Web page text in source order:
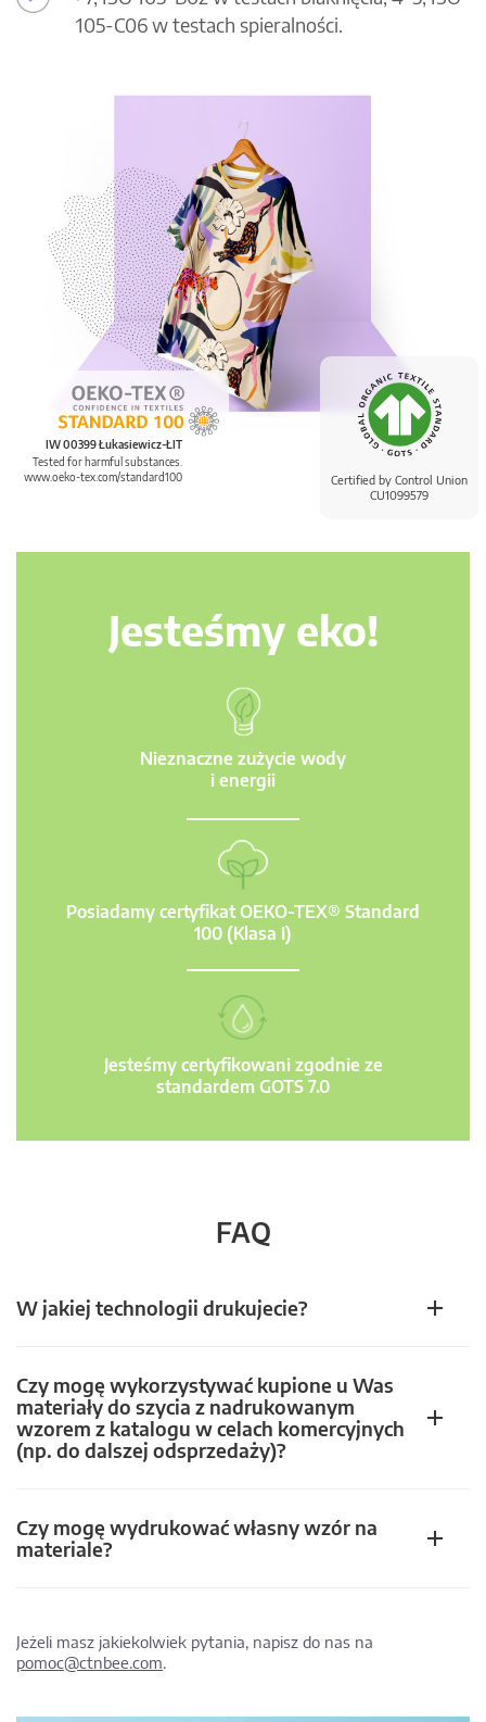
Certified by Control Union
CU1099579
IW 00399 Łukasiewicz-ŁIT
Tested for harmful substances.
www.oeko-tex.com/standard100
105-C06 w testach spieralności.
Jesteśmy eko!
Nieznaczne zużycie wody
i energii
Posiadamy certyfikat OEKO-TEX® Standard
100 (Klasa I)
Jesteśmy certyfikowani zgodnie ze
standardem GOTS 7.0
FAQ
W jakiej technologii drukujecie?
Czy mogę wykorzystywać kupione u Was
materiały do szycia z nadrukowanym
wzorem z katalogu w celach komercyjnych
(np. do dalszej odsprzedaży)?
Czy mogę wydrukować własny wzór na
materiale?
Jeżeli masz jakiekolwiek pytania, napisz do nas na
pomoc@ctnbee.com.